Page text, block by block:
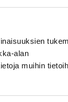
alan
muihin